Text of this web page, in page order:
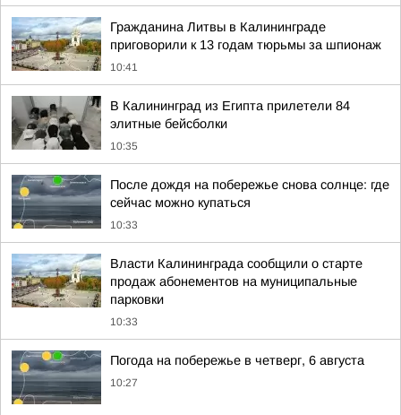
Гражданина Литвы в Калининграде
приговорили к 13 годам тюрьмы за шпионаж
10:41
В Калининград из Египта прилетели 84
элитные бейсболки
10:35
После дождя на побережье снова солнце: где
сейчас можно купаться
10:33
Власти Калининграда сообщили о старте
продаж абонементов на муниципальные
парковки
10:33
Погода на побережье в четверг, 6 августа
10:27